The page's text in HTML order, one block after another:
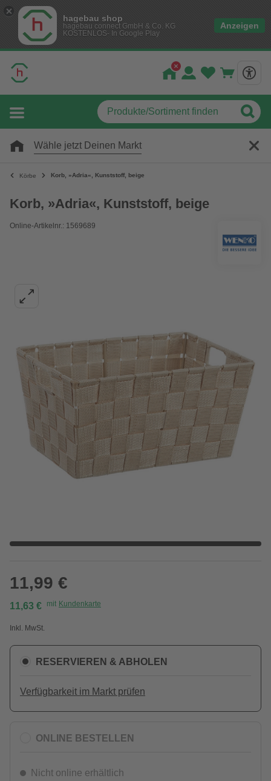
hagebau shop
hagebau connect GmbH & Co. KG
KOSTENLOS- In Google Play
Anzeigen
Wähle jetzt Deinen Markt
Körbe Korb, »Adria«, Kunststoff, beige
Korb, »Adria«, Kunststoff, beige
Online-Artikelnr.: 1569689
11,99 €
11,63 € mit Kundenkarte
Inkl. MwSt.
RESERVIEREN & ABHOLEN
Verfügbarkeit im Markt prüfen
ONLINE BESTELLEN
Nicht online erhältlich